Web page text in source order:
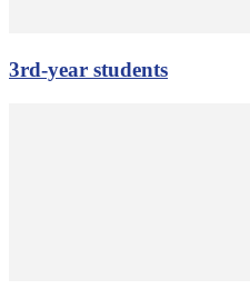
3rd-year students